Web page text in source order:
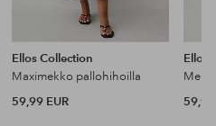
Ellos Collection
Maximekko pallohihoilla
59,99 EUR
Ellos
59,99